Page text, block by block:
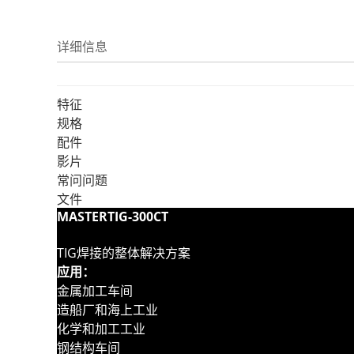
详细信息
特征
规格
配件
影片
常问问题
文件
MASTERTIG-300CT
TIG焊接的整体解决方案
应用：
金属加工车间
造船厂和海上工业
化学和加工工业
钢结构车间